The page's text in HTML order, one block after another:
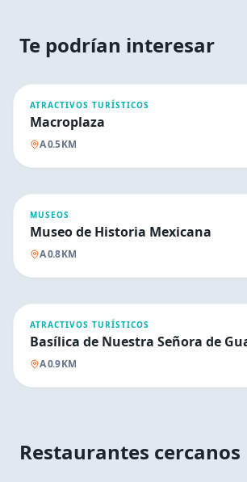
Te podrían interesar
ATRACTIVOS TURÍSTICOS
Macroplaza
A0.5KM
MUSEOS
Museo de Historia Mexicana
A0.8KM
ATRACTIVOS TURÍSTICOS
Basílica de Nuestra Señora de
A0.9KM
Restaurantes cercanos